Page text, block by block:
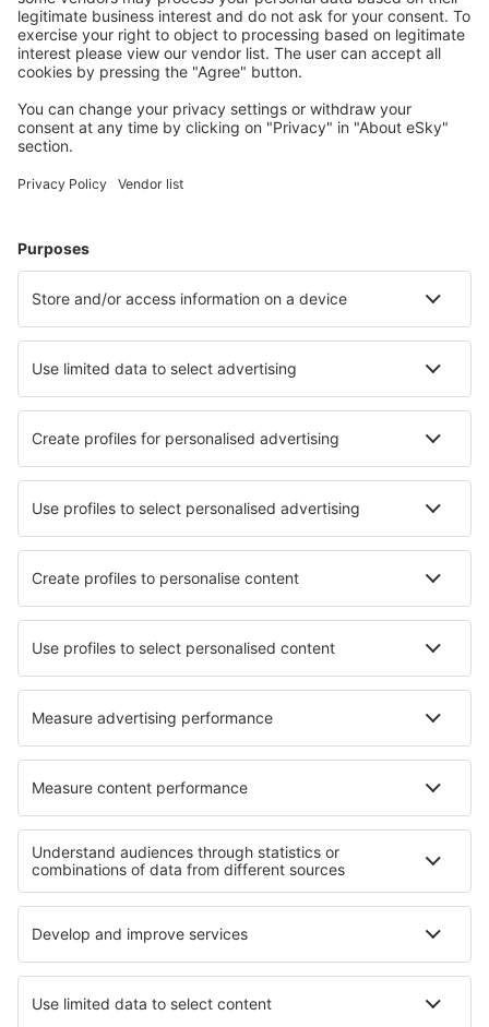
Download onze appen plan gemakkelijk uw
reizen
Vliegtickets
Verblijf
Vlucht+hotel
Hotels
Transfers
Attracties
Luchtvaartmaatschappijen
Brussels Airlines
Ryanair
Wizz Air
Tui Fly
Transavia
Over eSky
Algemene voorwaarden
Mijn boekingen
Privacykennisgeving
Ondersteuning en contact
Privacy